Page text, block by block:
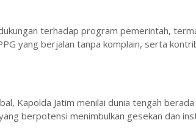
terhadap program pemerintah,
yang berjalan tanpa komplain, serta
Kapolda Jatim menilai dunia tengah
berpotensi menimbulkan gesekan dan